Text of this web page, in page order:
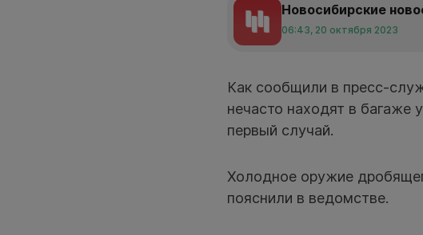
Новосибирские
06:43, 20 октября 2023
Как сообщили в пресс-
нечасто находят в багаже
первый случай.
Холодное оружие
пояснили в ведомстве.